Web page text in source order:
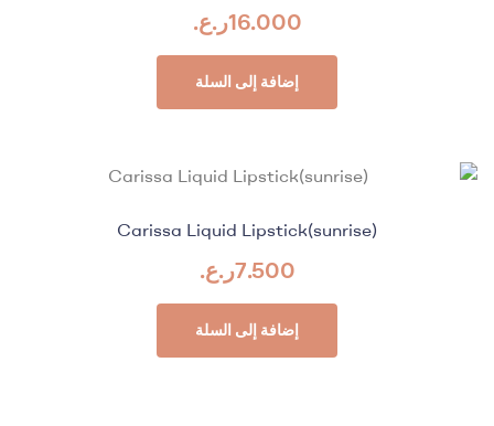
16.000ر.ع.
إضافة إلى السلة
Carissa Liquid Lipstick(sunrise)
7.500ر.ع.
إضافة إلى السلة